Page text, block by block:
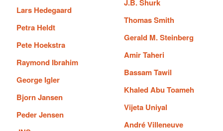
Lars Hedegaard
Petra Heldt
Pete Hoekstra
Raymond Ibrahim
George Igler
Bjorn Jansen
Peder Jensen
J.B. Shurk
Thomas Smith
Gerald M. Steinberg
Amir Taheri
Bassam Tawil
Khaled Abu Toameh
Vijeta Uniyal
André Villeneuve